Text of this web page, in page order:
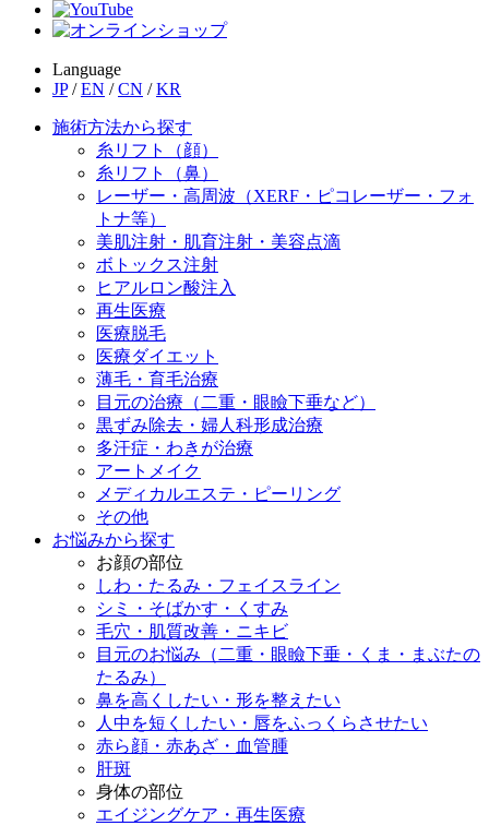
Language
JP / EN / CN / KR
施術方法から探す
糸リフト（顔）
糸リフト（鼻）
レーザー・高周波（XERF・ピコレーザー・フォ
トナ等）
美肌注射・肌育注射・美容点滴
ボトックス注射
ヒアルロン酸注入
再生医療
医療脱毛
医療ダイエット
薄毛・育毛治療
目元の治療（二重・眼瞼下垂など）
黒ずみ除去・婦人科形成治療
多汗症・わきが治療
アートメイク
メディカルエステ・ピーリング
その他
お悩みから探す
お顔の部位
しわ・たるみ・フェイスライン
シミ・そばかす・くすみ
毛穴・肌質改善・ニキビ
目元のお悩み（二重・眼瞼下垂・くま・まぶたの
たるみ）
鼻を高くしたい・形を整えたい
人中を短くしたい・唇をふっくらさせたい
赤ら顔・赤あざ・血管腫
肝斑
身体の部位
エイジングケア・再生医療